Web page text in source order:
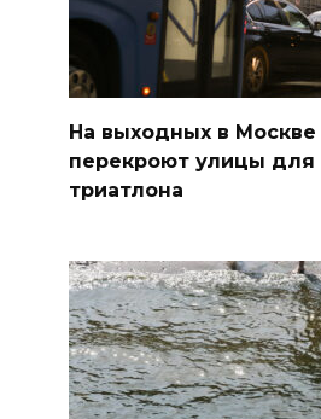
На выходных в
перекроют улицы для
триатлона